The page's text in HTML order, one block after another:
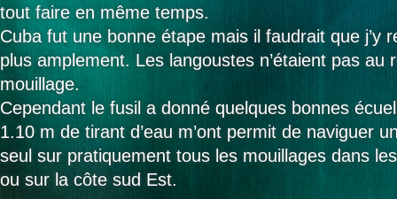
tout faire en même temps.
Cuba fut une bonne étape mais il faudrait que j’y
plus amplement. Les langoustes n’étaient pas au
mouillage.
Cependant le fusil a donné quelques bonnes
1.10 m de tirant d’eau m’ont permit de naviguer
seul sur pratiquement tous les mouillages dans
ou sur la côte sud Est.